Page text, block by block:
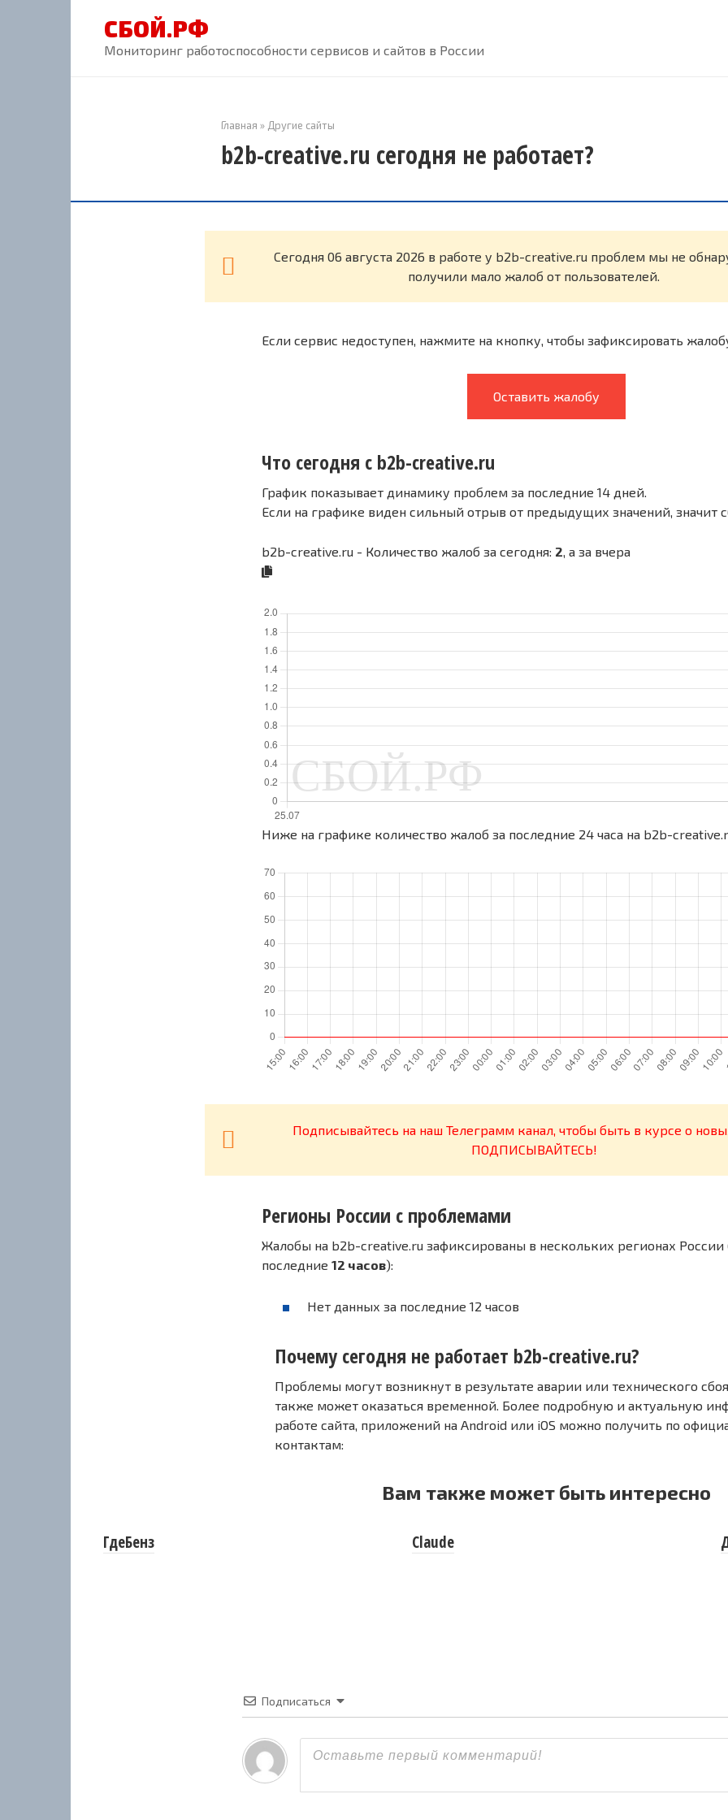
СБОЙ.РФ
Мониторинг работоспособности сервисов и сайтов в России
Главная » Другие сайты
b2b-creative.ru сегодня не работает?
Cегодня 06 августа 2026 в работе у b2b-creative.ru проблем мы не
получили мало жалоб от пользователей.
Если сервис недоступен, нажмите на кнопку, чтобы зафиксировать
Оставить жалобу
Что сегодня с b2b-creative.ru
График показывает динамику проблем за последние 14 дней.
Если на графике виден сильный отрыв от предыдущих значений, значит
b2b-creative.ru - Количество жалоб за сегодня: 2, а за вчера
Ниже на графике количество жалоб за последние 24 часа на b2b-
Подписывайтесь на наш Телеграмм канал, чтобы быть в курсе о
ПОДПИСЫВАЙТЕСЬ!
Регионы России с проблемами
Жалобы на b2b-creative.ru зафиксированы в нескольких регионах России
последние 12 часов):
Нет данных за последние 12 часов
Почему сегодня не работает b2b-creative.ru?
Проблемы могут возникнут в результате аварии или технического
также может оказаться временной. Более подробную и актуальную
работе сайта, приложений на Android или iOS можно получить по
контактам:
Вам также может быть интересно
ГдеБенз Claude
Подписаться